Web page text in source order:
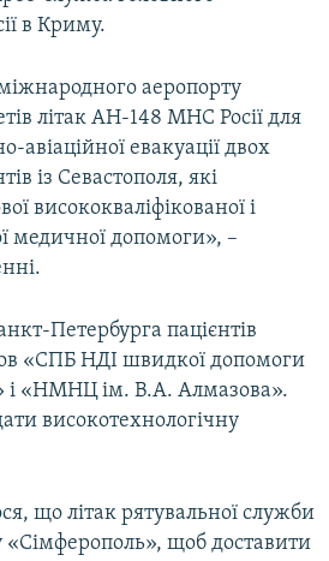
в Криму.
аеропорту
літак АН-148 МНС Росії для
авіаційної евакуації двох
із Севастополя, які
висококваліфікованої і
медичної допомоги», –
Петербурга пацієнтів
«СПБ НДІ швидкої допомоги
і «НМНЦ ім. В.А. Алмазова».
високотехнологічну
що літак рятувальної служби
«Сімферополь», щоб доставити